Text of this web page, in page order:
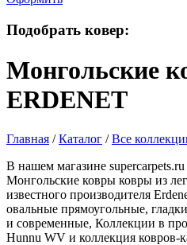
Подобрать ковер:
Монгольские
ERDENET
Главная / Каталог / Все
В нашем магазине
Монгольские ковры ковры из
известного производителя
овальные прямоугольные,
и современные, Коллекции в
Hunnu WV и коллекция ковров-